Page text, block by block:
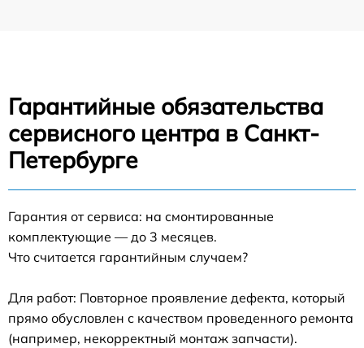
Гарантийные обязательства
сервисного центра в Санкт-
Петербурге
Гарантия от сервиса: на смонтированные
комплектующие — до 3 месяцев.
Что считается гарантийным случаем?
Для работ: Повторное проявление дефекта, который
прямо обусловлен с качеством проведенного ремонта
(например, некорректный монтаж запчасти).